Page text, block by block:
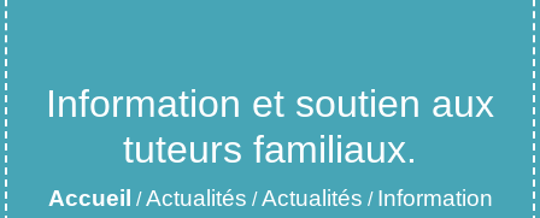
Information et soutien aux
tuteurs familiaux.
Accueil /Actualités /Actualités / Information